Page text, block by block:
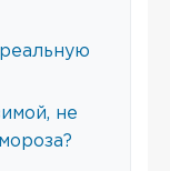
не